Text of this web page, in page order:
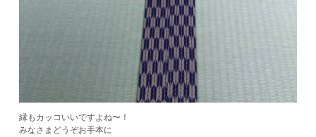
縁もカッコいいですよね〜！
みなさまどうぞお手本に